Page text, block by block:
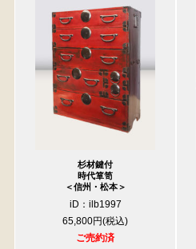
杉材鍵付
時代箪笥
＜信州・松本＞
iD：ilb1997
65,800円
ご売約済